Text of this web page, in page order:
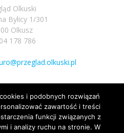
Olkuski
Bylicy 1/301
Olkusz
178 786
za nami
i podobnych rozwiązań
zawartość i treści
funkcji związanych z
i analizy ruchu na stronie. W